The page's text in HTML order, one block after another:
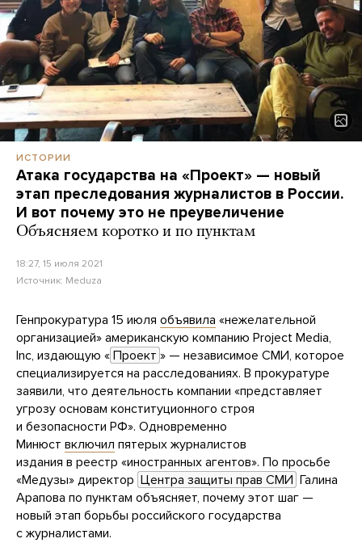
ИСТОРИИ
Атака государства на «Проект» — новый
этап преследования журналистов в России.
И вот почему это не преувеличение
Объясняем коротко и по пунктам
18:27, 15 июля 2021
Источник: Meduza
Генпрокуратура 15 июля объявила «нежелательной
организацией» американскую компанию Project Media,
Inc, издающую « Проект » — независимое СМИ, которое
специализируется на расследованиях. В прокуратуре
заявили, что деятельность компании «представляет
угрозу основам конституционного строя
и безопасности РФ». Одновременно
Минюст включил пятерых журналистов
издания в реестр «иностранных агентов». По просьбе
«Медузы» директор Центра защиты прав СМИ Галина
Арапова по пунктам объясняет, почему этот шаг —
новый этап борьбы российского государства
с журналистами.